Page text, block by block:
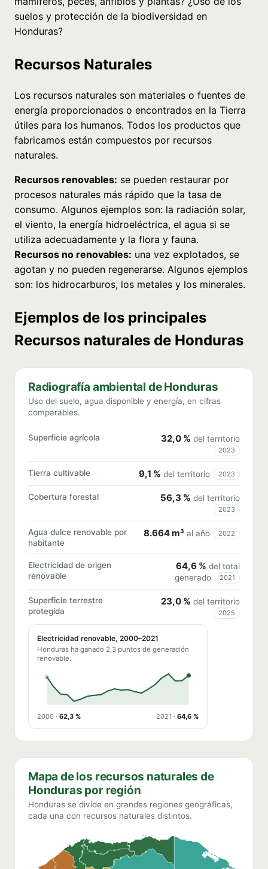
suelos y protección de la biodiversidad en
Honduras?
Recursos Naturales
Los recursos naturales son materiales o fuentes de
energía proporcionados o encontrados en la Tierra
útiles para los humanos. Todos los productos que
fabricamos están compuestos por recursos
naturales.
Recursos renovables: se pueden restaurar por
procesos naturales más rápido que la tasa de
consumo. Algunos ejemplos son: la radiación solar,
el viento, la energía hidroeléctrica, el agua si se
utiliza adecuadamente y la flora y fauna.
Recursos no renovables: una vez explotados, se
agotan y no pueden regenerarse. Algunos ejemplos
son: los hidrocarburos, los metales y los minerales.
Ejemplos de los principales
Recursos naturales de Honduras
Radiografía ambiental de Honduras
Uso del suelo, agua disponible y energía, en cifras
comparables.
Superficie agrícola 32,0 % del territorio
2023
Tierra cultivable 9,1 % del territorio 2023
Cobertura forestal 56,3 % del territorio
2023
Agua dulce renovable por
habitante
8.664 m³ al año 2022
Electricidad de origen
renovable
64,6 % del total
generado
2021
Superficie terrestre
protegida
23,0 % del territorio
2025
Electricidad renovable, 2000–2021
Honduras ha ganado 2,3 puntos de generación
renovable.
2000 · 62,3 % 2021 · 64,6 %
Mapa de los recursos naturales de
Honduras por región
Honduras se divide en grandes regiones geográficas,
cada una con recursos naturales distintos.